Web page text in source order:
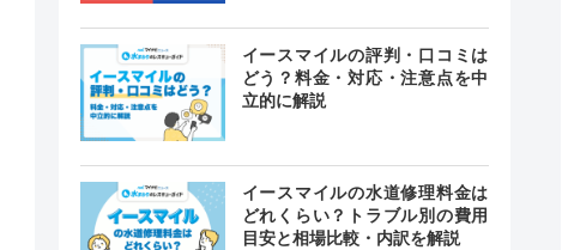
イースマイルの評判・口コミは
どう？料金・対応・注意点を中
立的に解説
イースマイルの水道修理料金は
どれくらい？トラブル別の費用
目安と相場比較・内訳を解説